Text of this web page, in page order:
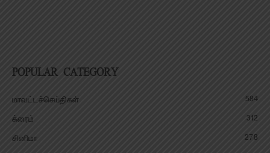
POPULAR CATEGORY
மாவட்டச்செய்திகள்
584
க்ரைம்
312
சினிமா
278